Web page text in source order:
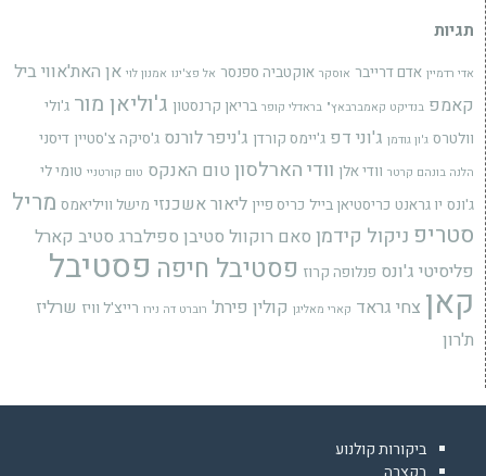
תגיות
אדי רדמיין אדם דרייבר אוסקר אוקטביה ספנסר אל פצ'ינו אמנון לוי אן האת'אוויביל
קאמפ בנדיקט קאמברבאץ" בראדלי קופר בריאן קרנסטון ג'וליאן מור ג'ולי
וולטרס ג'ון גודמן ג'וני דפ ג'יימס קורדן ג'ניפר לורנס ג'סיקה צ'סטיין דיסני
הלנה בונהם קרטר וודי אלן וודי הארלסון טום האנקס טום קורטניי טומי לי
ג'ונס יו גראנט כריסטיאן בייל כריס פיין ליאור אשכנזי מישל וויליאמס מריל
סטריפ ניקול קידמן סאם רוקוולסטיבן ספילברגסטיב קארל
פליסיטי ג'ונס פנלופה קרוז פסטיבל חיפה פסטיבל
קאן צחי גראד קארי מאליגן קולין פירת' רוברט דה נירו רייצ'ל וויז שרליז
ת'רון
ביקורות קולנוע